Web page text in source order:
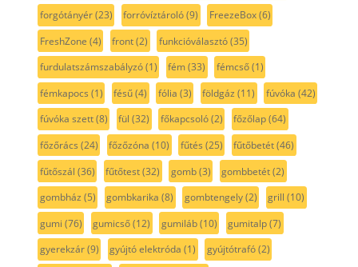
forgótányér(23) forróvíztároló(9) FreezeBox(6)
FreshZone (4) front(2) funkcióválasztó(35)
furdulatszámszabályzó(1) fém(33) fémcső(1)
fémkapocs (1) fésű(4) fólia (3) földgáz (11) fúvóka (42)
fúvóka szett(8) fül (32) főkapcsoló(2) főzőlap(64)
főzőrács (24) főzőzóna (10) fűtés (25) fűtőbetét(46)
fűtőszál (36) fűtőtest(32) gomb(3) gombbetét(2)
gombház (5) gombkarika (8) gombtengely(2) grill (10)
gumi (76) gumicső(12) gumiláb(10) gumitalp(7)
gyerekzár(9) gyújtó elektróda (1) gyújtótrafó(2)